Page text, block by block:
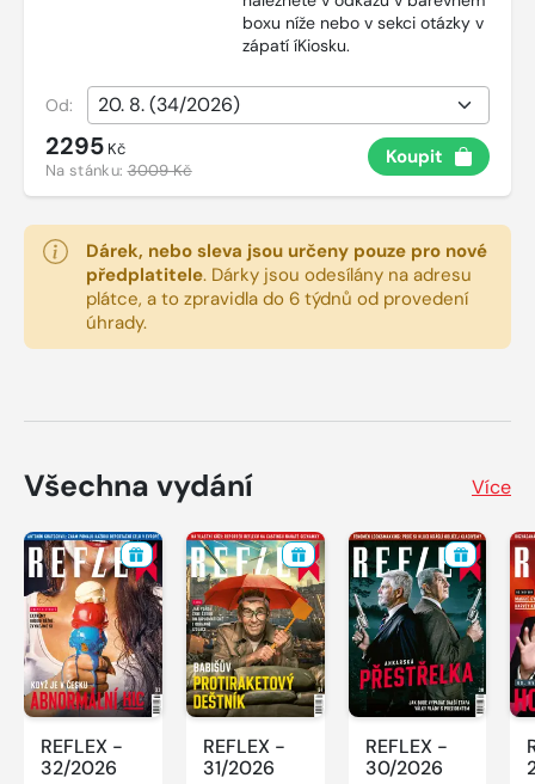
boxu níže nebo v sekci otázky v
zápatí íKiosku.
Od:
2295 Kč
Na stánku:3009 Kč
Koupit
Dárek, nebo sleva jsou určeny pouze pro nové
předplatitele. Dárky jsou odesílány na adresu
plátce, a to zpravidla do 6 týdnů od provedení
úhrady.
Všechna vydání Více
REFLEX -
32/2026
REFLEX -
31/2026
REFLEX -
30/2026